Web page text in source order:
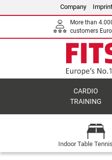
Company Imprint
More than
customers
CARDIO
TRAINING
Indoor Table